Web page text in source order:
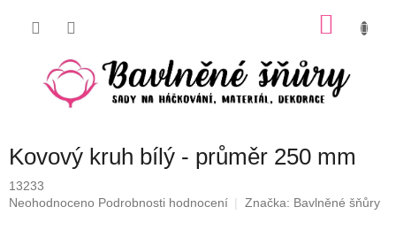
Kovový kruh bílý - průměr 250 mm
13233
Průměrné
Neohodnoceno Podrobnosti hodnocení Značka: Bavlněné šňůry